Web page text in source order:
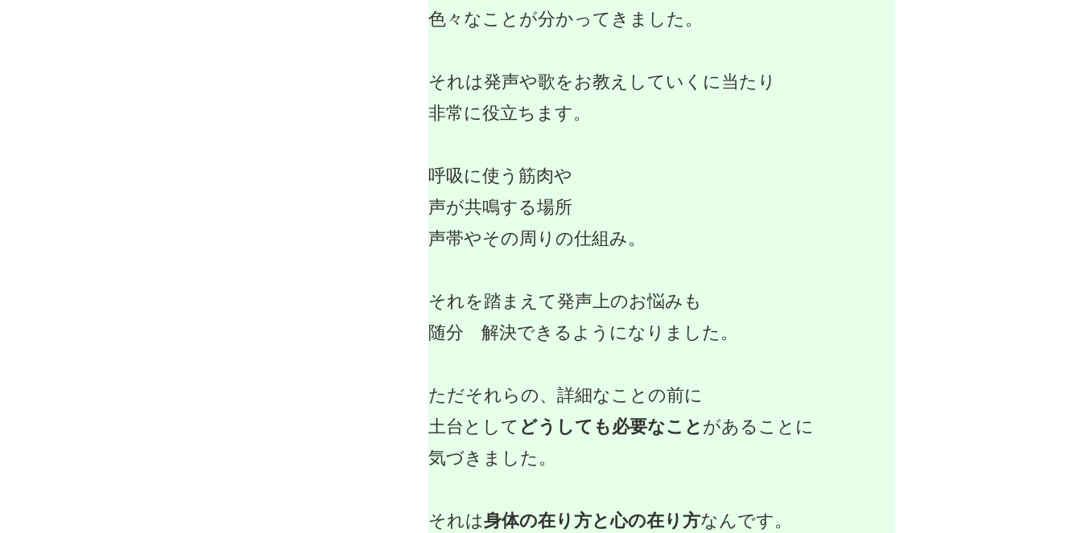
色々なことが分かってきました。
それは発声や歌をお教えしていくに当たり
非常に役立ちます。
呼吸に使う筋肉や
声が共鳴する場所
声帯やその周りの仕組み。
それを踏まえて発声上のお悩みも
随分 解決できるようになりました。
ただそれらの、詳細なことの前に
土台として どうしても必要なことがあることに
気づきました。
それは身体の在り方と心の在り方なんです。